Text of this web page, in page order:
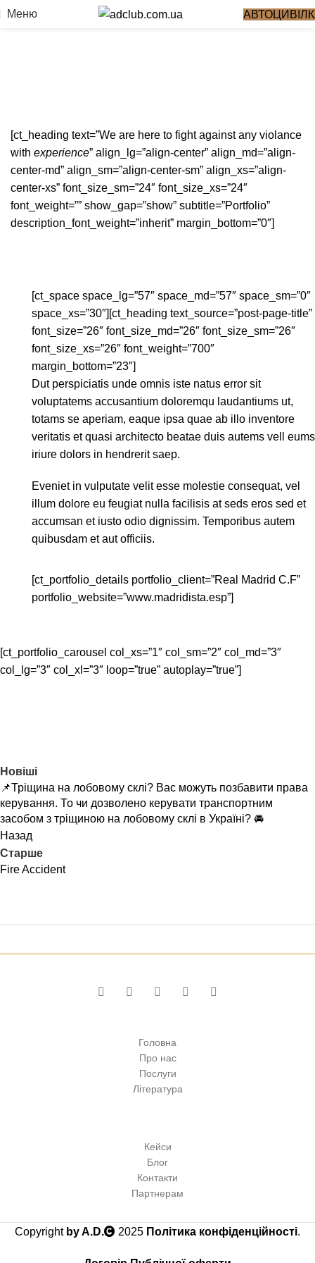
Меню Finance & Banking
[ct_heading text=”We are here to fight against any violance
with experience” align_lg=”align-center” align_md=”align-
center-md” align_sm=”align-center-sm” align_xs=”align-
center-xs” font_size_sm=”24″ font_size_xs=”24″
font_weight=”” show_gap=”show” subtitle=”Portfolio”
description_font_weight=”inherit” margin_bottom=”0″]
[ct_space space_lg=”57″ space_md=”57″ space_sm=”0″
space_xs=”30″][ct_heading text_source=”post-page-title”
font_size=”26″ font_size_md=”26″ font_size_sm=”26″
font_size_xs=”26″ font_weight=”700″
margin_bottom=”23″]
Dut perspiciatis unde omnis iste natus error sit
voluptatems accusantium doloremqu laudantiums ut,
totams se aperiam, eaque ipsa quae ab illo inventore
veritatis et quasi architecto beatae duis autems vell eums
iriure dolors in hendrerit saep.
Eveniet in vulputate velit esse molestie consequat, vel
illum dolore eu feugiat nulla facilisis at seds eros sed et
accumsan et iusto odio dignissim. Temporibus autem
quibusdam et aut officiis.
[ct_portfolio_details portfolio_client=”Real Madrid C.F”
portfolio_website=”www.madridista.esp”]
[ct_portfolio_carousel col_xs=”1″ col_sm=”2″ col_md=”3″
col_lg=”3″ col_xl=”3″ loop=”true” autoplay=”true”]
Новіші
📌Тріщина на лобовому склі? Вас можуть позбавити права
керування. То чи дозволено керувати транспортним
засобом з тріщиною на лобовому склі в Україні? 🚘
Назад
Старше
Fire Accident
Головна
Про нас
Послуги
Література
Кейси
Блог
Контакти
Партнерам
Copyright by A.D. 2025 Політика конфіденційності.